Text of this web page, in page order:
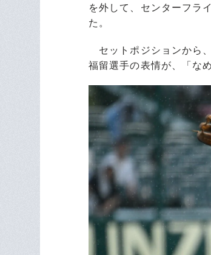
を外して、センターフラ
た。
セットポジションから
福留選手の表情が、「な